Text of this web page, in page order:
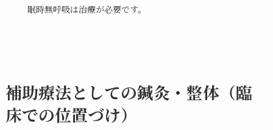
眠時無呼吸は治療が必要です。
補助療法としての鍼灸・整体（臨
床での位置づけ）